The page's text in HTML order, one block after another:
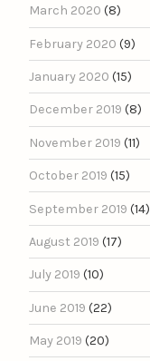
March 2020 (8)
February 2020 (9)
January 2020 (15)
December 2019 (8)
November 2019 (11)
October 2019 (15)
September 2019 (14)
August 2019 (17)
July 2019 (10)
June 2019 (22)
May 2019 (20)